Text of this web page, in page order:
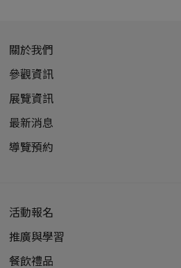
關於我們
參觀資訊
展覽資訊
最新消息
導覽預約
活動報名
推廣與學習
餐飲禮品